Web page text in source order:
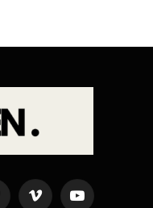
Vimeo YouTube